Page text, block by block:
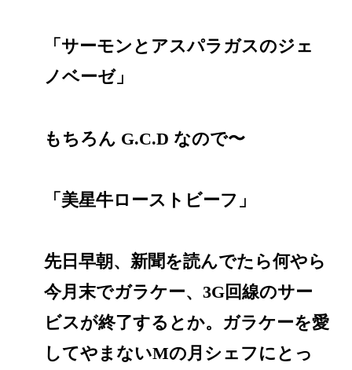
「サーモンとアスパラガスのジェ
ノベーゼ」
もちろん G.C.D なので〜
「美星牛ローストビーフ」
先日早朝、新聞を読んでたら何やら
今月末でガラケー、3G回線のサー
ビスが終了するとか。ガラケーを愛
してやまないMの月シェフにとっ